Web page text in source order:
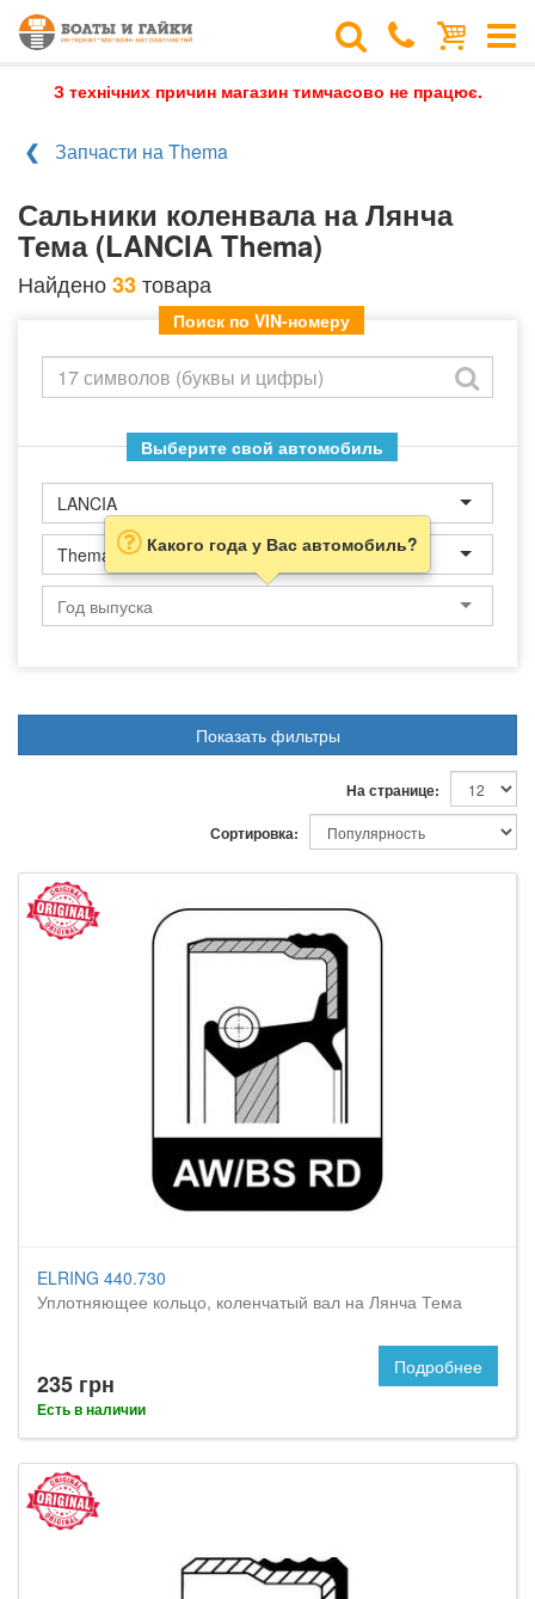
З технічних причин магазин тимчасово не працює.
Запчасти на Thema
Сальники коленвала на Лянча
Тема (LANCIA Thema)
Найдено33товара
Поиск по VIN-номеру
Выберите свой автомобиль
LANCIA
Thema Какого года у Вас автомобиль?
Показать фильтры
На странице:
Сортировка:
ELRING 440.730
Уплотняющее кольцо, коленчатый вал на Лянча Тема
235 грн
Есть в наличии
Подробнее